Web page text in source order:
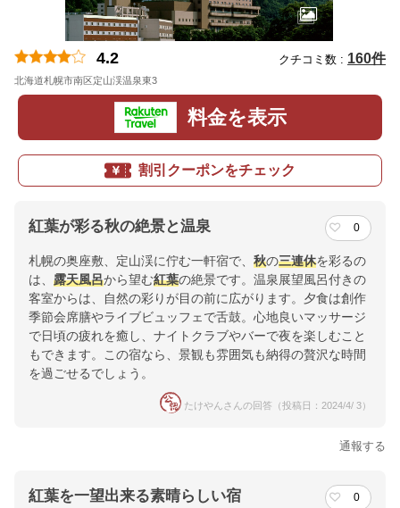
4.2 クチコミ数 : 160件
北海道札幌市南区定山渓温泉東3
料金を表示
割引クーポンをチェック
紅葉が彩る秋の絶景と温泉 0
札幌の奥座敷、定山渓に佇む一軒宿で、 秋の三連休を彩るの
は、 露天風呂から望む紅葉の絶景です。温泉展望風呂付きの
客室からは、自然の彩りが目の前に広がります。夕食は創作
季節会席膳やライブビュッフェで舌鼓。心地良いマッサージ
で日頃の疲れを癒し、ナイトクラブやバーで夜を楽しむこと
もできます。この宿なら、景観も雰囲気も納得の贅沢な時間
を過ごせるでしょう。
たけやんさんの回答（投稿日：2024/4/ 3）
通報する
紅葉を一望出来る素晴らしい宿 0